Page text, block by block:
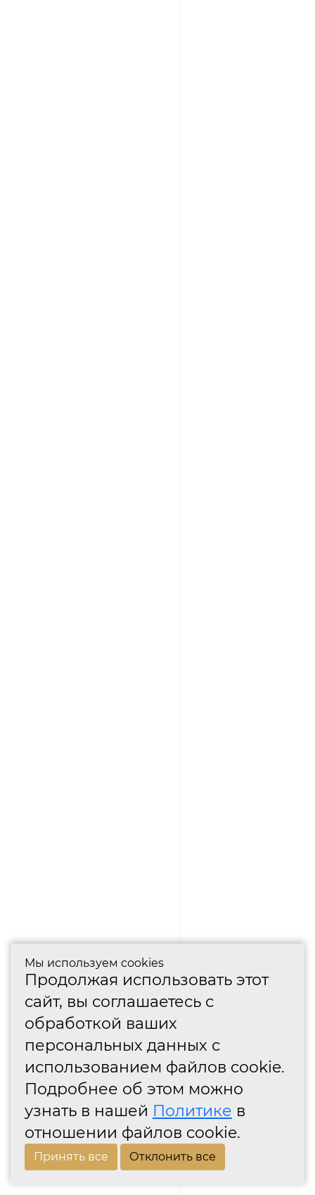
Мы используем cookies
Продолжая использовать этот
сайт, вы соглашаетесь с
обработкой ваших
персональных данных с
использованием файлов cookie.
Подробнее об этом можно
узнать в нашей Политике в
отношении файлов cookie.
Принять все Отклонить все